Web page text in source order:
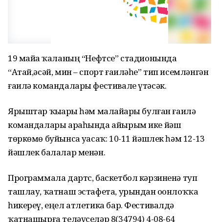
19 майҙа ҡаланың “Нефтсе” стадионында
“Атай,әсәй, мин – спорт ғаиләһе” тип исемләнгән
ғаилә командалары фестивале үтәсәк.
Ярыштар ҡыҙҙары һәм малайҙары булған ғаилә
командалары араһында айырым ике йәш
төркөмө буйынса уҙасаҡ: 10-11 йәшлек һәм 12-13
йәшлек балалар менән.
Программала дартс, баскетбол кәрзиненә туп
ташлау, ҡатнаш эстафета, урындан оҙонлоҡҡа
һикереү, еңел атлетика бар. Фестивалдә
ҡатнашырға теләүселәр 8(34794) 4-08-64